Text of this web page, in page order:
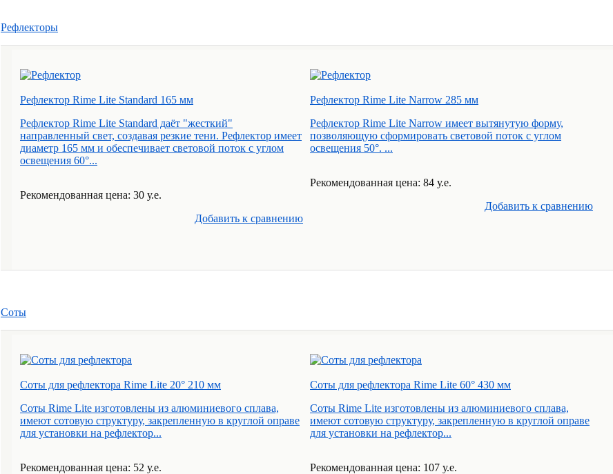
Рефлекторы
Рефлектор Rime Lite Standard 165 мм
Рефлектор Rime Lite Standard даёт "жесткий"
направленный свет, создавая резкие тени. Рефлектор имеет
диаметр 165 мм и обеспечивает световой поток с углом
освещения 60°...
Рекомендованная цена: 30 у.е.
Добавить к cравнению
Рефлектор Rime Lite Narrow 285 мм
Рефлектор Rime Lite Narrow имеет вытянутую форму,
позволяющую сформировать световой поток с углом
освещения 50°. ...
Рекомендованная цена: 84 у.е.
Добавить к cравнению
Соты
Соты для рефлектора Rime Lite 20° 210 мм
Соты Rime Lite изготовлены из алюминиевого сплава,
имеют сотовую структуру, закрепленную в круглой оправе
для установки на рефлектор...
Рекомендованная цена: 52 у.е.
Соты для рефлектора Rime Lite 60° 430 мм
Соты Rime Lite изготовлены из алюминиевого сплава,
имеют сотовую структуру, закрепленную в круглой оправе
для установки на рефлектор...
Рекомендованная цена: 107 у.е.